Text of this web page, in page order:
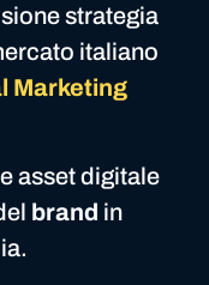
strategia
italiano
Marketing
asset digitale
brand in